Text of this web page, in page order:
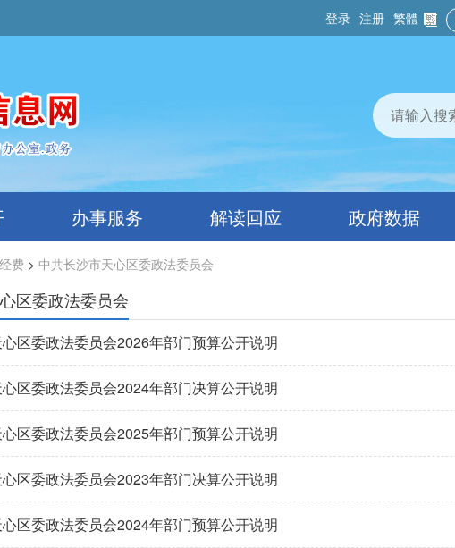
登录 注册 繁體
办事服务 解读回应 政府数据
费 > 中共长沙市天心区委政法委员会
区委政法委员会
区委政法委员会2026年部门预算公开说明
区委政法委员会2024年部门决算公开说明
区委政法委员会2025年部门预算公开说明
区委政法委员会2023年部门决算公开说明
区委政法委员会2024年部门预算公开说明